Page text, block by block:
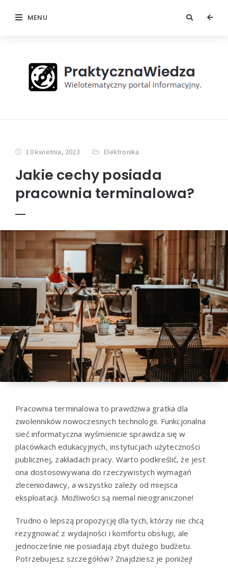
MENU
10 kwietnia, 2023 Elektronika
Jakie cechy posiada
pracownia terminalowa?
Pracownia terminalowa to prawdziwa gratka dla
zwolenników nowoczesnych technologii. Funkcjonalna
sieć informatyczna wyśmienicie sprawdza się w
placówkach edukacyjnych, instytucjach użyteczności
publicznej, zakładach pracy. Warto podkreślić, że jest
ona dostosowywana do rzeczywistych wymagań
zleceniodawcy, a wszystko zależy od miejsca
eksploatacji. Możliwości są niemal nieograniczone!
Trudno o lepszą propozycję dla tych, którzy nie chcą
rezygnować z wydajności i komfortu obsługi, ale
jednocześnie nie posiadają zbyt dużego budżetu.
Potrzebujesz szczegółów? Znajdziesz je poniżej!